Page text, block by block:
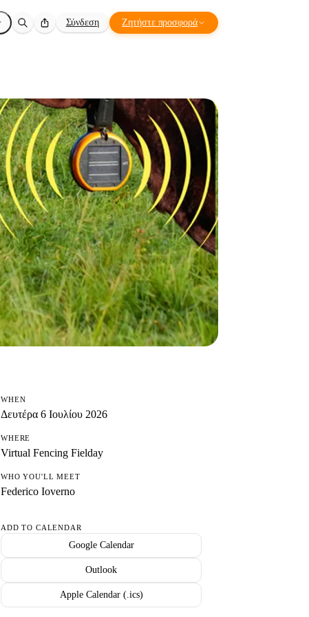
Σύνδεση Ζητήστε προσφορά
WHEN
Δευτέρα 6 Ιουλίου 2026
WHERE
Virtual Fencing Fielday
WHO YOU'LL MEET
Federico Ioverno
ADD TO CALENDAR
Google Calendar
Outlook
Apple Calendar (.ics)